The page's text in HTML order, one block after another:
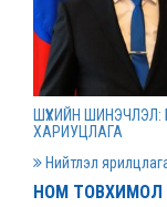
ШҮҮХИЙН
ХАРИУЦЛАГА
Нийтлэл
НОМ ТОВХИМОЛ